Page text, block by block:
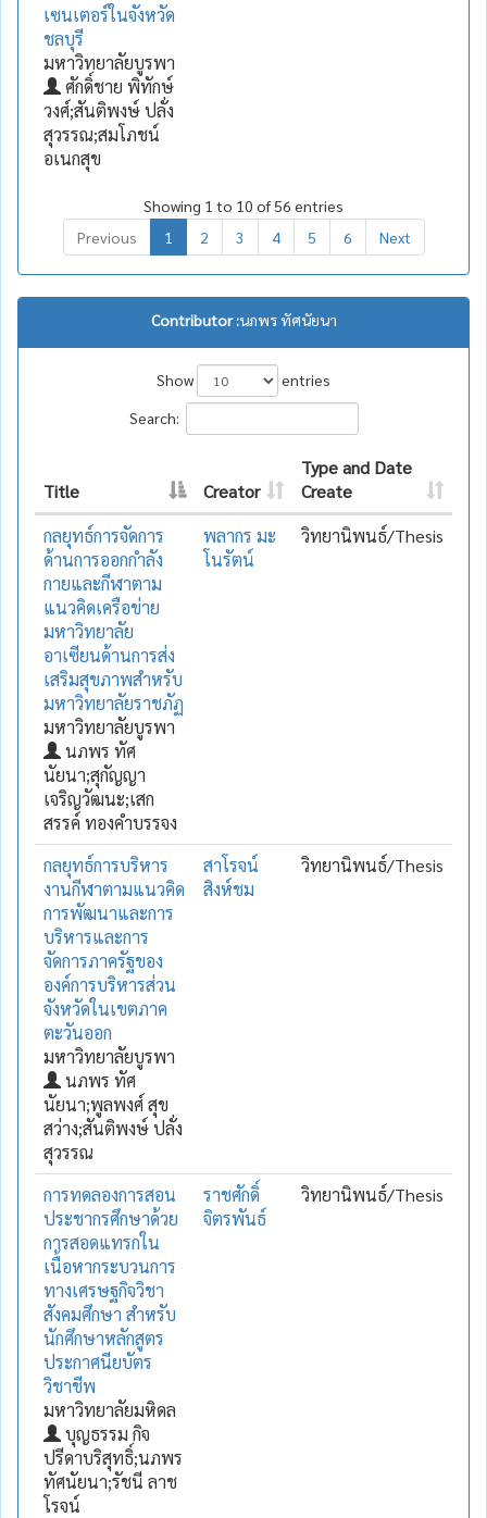
เซนเตอร์ในจังหวัด
ชลบุรี
มหาวิทยาลัยบูรพา
ศักดิ์ชาย พิทักษ์
วงศ์;สันติพงษ์ ปลั่ง
สุวรรณ;สมโภชน์
อเนกสุข
Showing 1 to 10 of 56 entries
Previous
1 2 3 4 5 6 Next
Contributor :นภพร ทัศนัยนา
Show
entries
Search:
Title Creator
Type and Date
Create
กลยุทธ์การจัดการ
ด้านการออกกำลัง
กายและกีฬาตาม
แนวคิดเครือข่าย
มหาวิทยาลัย
อาเซียนด้านการส่ง
เสริมสุขภาพสำหรับ
มหาวิทยาลัยราชภัฏ
มหาวิทยาลัยบูรพา
นภพร ทัศ
นัยนา;สุกัญญา
เจริญวัฒนะ;เสก
สรรค์ ทองคำบรรจง
พลากร มะ
โนรัตน์
วิทยานิพนธ์/Thesis
กลยุทธ์การบริหาร
งานกีฬาตามแนวคิด
การพัฒนาและการ
บริหารและการ
จัดการภาครัฐของ
องค์การบริหารส่วน
จังหวัดในเขตภาค
ตะวันออก
มหาวิทยาลัยบูรพา
นภพร ทัศ
นัยนา;พูลพงศ์ สุข
สว่าง;สันติพงษ์ ปลั่ง
สุวรรณ
สาโรจน์
สิงห์ชม
วิทยานิพนธ์/Thesis
การทดลองการสอน
ประชากรศึกษาด้วย
การสอดแทรกใน
เนื้อหากระบวนการ
ทางเศรษฐกิจวิชา
สังคมศึกษา สำหรับ
นักศึกษาหลักสูตร
ประกาศนียบัตร
วิชาชีพ
มหาวิทยาลัยมหิดล
บุญธรรม กิจ
ปรีดาบริสุทธิ์;นภพร
ทัศนัยนา;รัชนี ลาช
โรจน์
ราชศักดิ์
จิตรพันธ์
วิทยานิพนธ์/Thesis